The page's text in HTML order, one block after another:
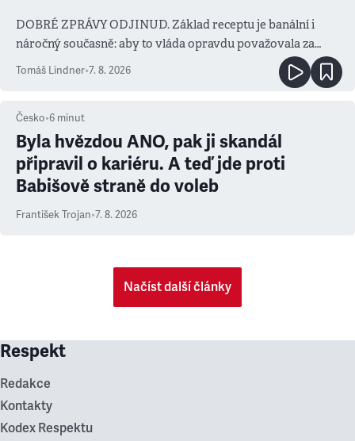
DOBRÉ ZPRÁVY ODJINUD. Základ receptu je banální i
náročný současně: aby to vláda opravdu považovala za
prioritu
Tomáš Lindner•7. 8. 2026
Česko•6 minut
Byla hvězdou ANO, pak ji skandál
připravil o kariéru. A teď jde proti
Babišově straně do voleb
František Trojan•7. 8. 2026
Načíst další články
Respekt
Redakce
Kontakty
Kodex Respektu